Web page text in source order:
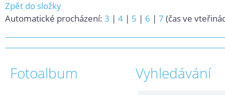
Zpět do složky
Automatické procházení: 3 | 4 | 5 | 6 | 7 (čas ve
Fotoalbum Vyhledávání